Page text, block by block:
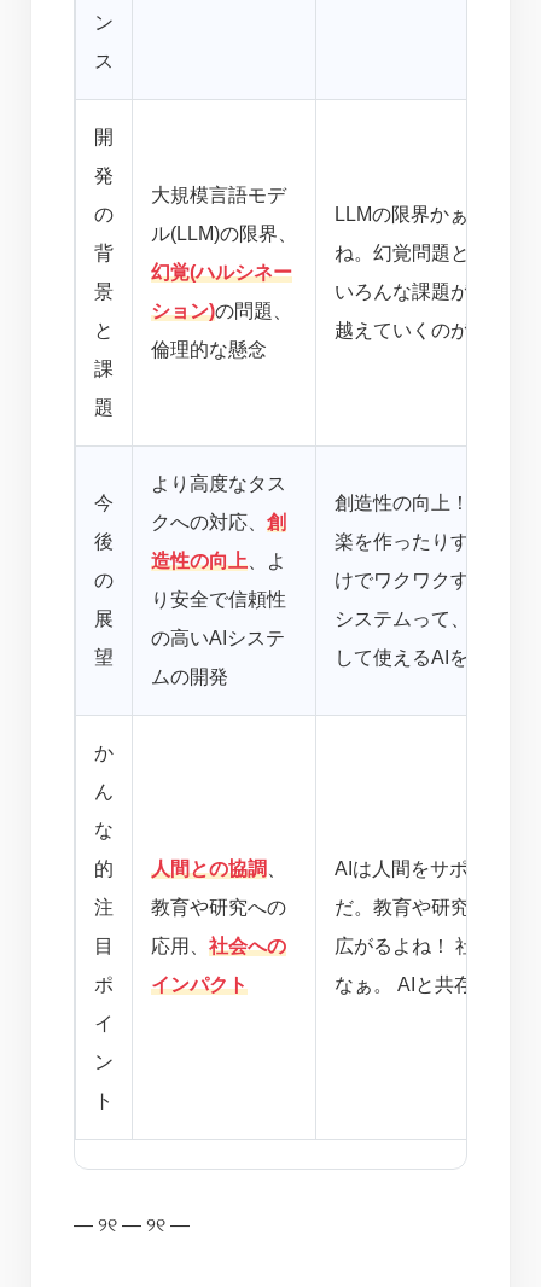
ン
ス
開
発
の
背
景
と
課
題
大規模言語モデ
ル(LLM)の限界、
幻覚(ハルシネー
ション)の問題、
倫理的な懸念
LLMの限界かぁ。やっ
ね。幻覚問題とか、倫
いろんな課題があるん
越えていくのが、テッ
今
後
の
展
望
より高度なタス
クへの対応、 創
造性の向上 、よ
り安全で信頼性
の高いAIシステ
ムの開発
創造性の向上！？ AIが
楽を作ったりする時代
けでワクワクする！
システムって、すごく
して使えるAIを目指し
か
ん
な
的
注
目
ポ
イ
ン
ト
人間との協調
教育や研究への
応用、 社会への
インパクト
AIは人間をサポートす
だ。教育や研究に役立
広がるよね！ 社会へ
なぁ。 AIと共存する未
— ୨୧ — ୨୧ —